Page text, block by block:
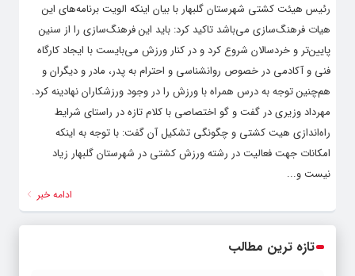
رئیس هیئت کشتی شهرستان گلبهار با بیان اینکه الویت برنامه‌های این
هیات فرهنگ‌سازی می‌باشد تاکید کرد: باید این فرهنگ‌سازی را از سنین
پایین‌تر و خردسالان شروع کرد و در کنار ورزش می‌بایست با ایجاد کارگاه
فنی و آکادمی در خصوص روانشناسی و احترام به پدر، مادر و دیگران و
هم‌چنین توجه به درس همراه با ورزش را در وجود ورزشکاران نهادینه کرد.
مهرداد وزیری در گفت و گو اختصاصی با کلام تازه در راستای شرایط
راه‌اندازی هیت کشتی و چگونگی تشکیل آن گفت: با توجه به اینکه
امکانات جهت فعالیت در رشته ورزش کشتی در شهرستان گلبهار زیاد
نیست و...
ادامه خبر
تازه ترین مطالب